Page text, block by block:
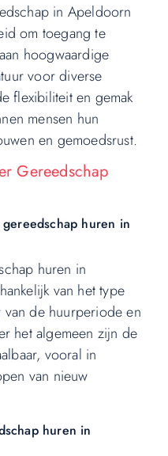
in Apeldoorn
om toegang te
hoogwaardige
voor diverse
flexibiliteit en gemak
mensen hun
en gemoedsrust.
Gereedschap
huren in
huren in
van het type
de huurperiode en
het algemeen zijn de
vooral in
van nieuw
huren in